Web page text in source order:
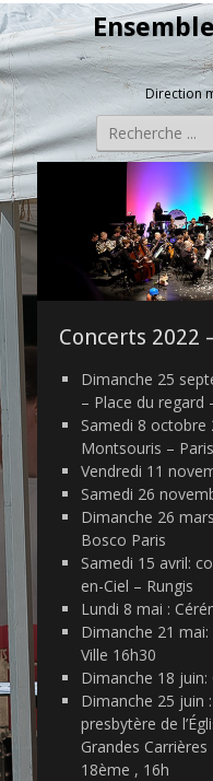
Direction
Rechercher :
Concerts 2022
Dimanche 25
– Place du regard
Samedi 8 octobre
Montsouris – Paris
Vendredi 11
Samedi 26
Dimanche 26
Bosco Paris
Samedi 15 avril:
en-Ciel – Rungis
Lundi 8 mai :
Dimanche 21
Ville 16h30
Dimanche 18 juin:
Dimanche 25 juin
presbytère de
Grandes
18ème , 16h